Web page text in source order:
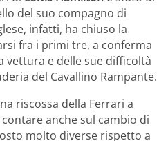
del suo compagno di
infatti, ha chiuso la
fra i primi tre, a conferma
vettura e delle sue difficoltà
del Cavallino Rampante.
riscossa della Ferrari a
anche sul cambio di
molto diverse rispetto a